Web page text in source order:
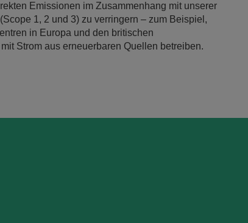
Emissionen im Zusammenhang mit unserer
1, 2 und 3) zu verringern – zum Beispiel,
in Europa und den britischen
Strom aus erneuerbaren Quellen betreiben.